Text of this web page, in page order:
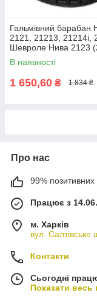
Гальмівний барабан
2121, 21213, 21214i,
Шевроле Нива 2123
3502070) Rider
3502070
В наявності
1 650,60 ₴ 1 834 ₴
Про нас
99% позитивних
Працює з
м. Харків
вул. Салтівське
Контакти
Сьогодні
Показати весь